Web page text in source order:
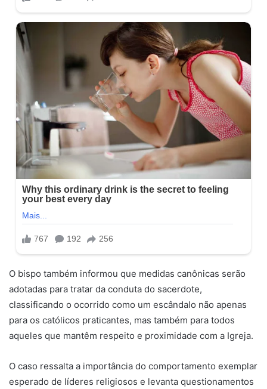
O bispo também informou que medidas canônicas serão
adotadas para tratar da conduta do sacerdote,
classificando o ocorrido como um escândalo não apenas
para os católicos praticantes, mas também para todos
aqueles que mantêm respeito e proximidade com a Igreja.
O caso ressalta a importância do comportamento exemplar
esperado de líderes religiosos e levanta questionamentos